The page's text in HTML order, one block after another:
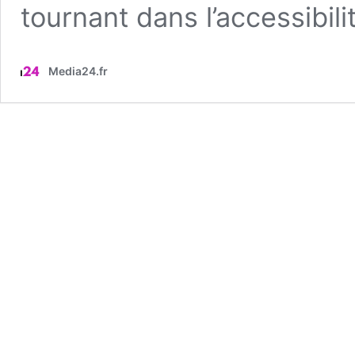
tournant dans
Media24.fr